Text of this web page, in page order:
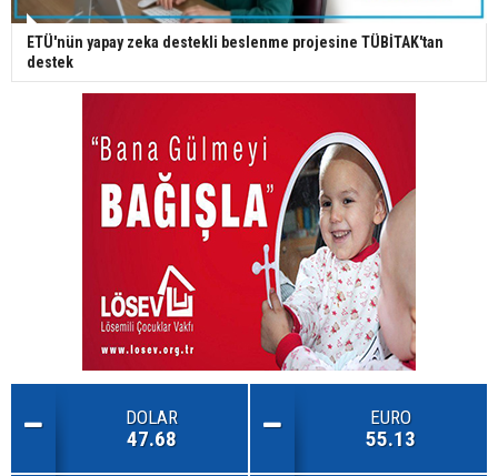
ETÜ'nün yapay zeka destekli beslenme projesine TÜBİTAK'tan
destek
DOLAR
47.68
EURO
55.13